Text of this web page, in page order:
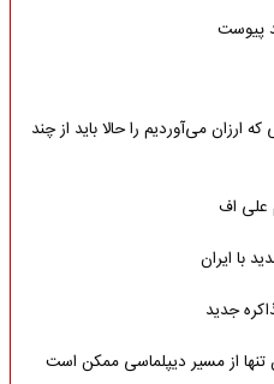
پیوست
ارزان می‌آوردیم را حالا باید از چند
علی اف
با ایران
جدید
تنها از مسیر دیپلماسی ممکن است